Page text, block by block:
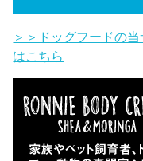
＞＞ドッグフードの
はこちら